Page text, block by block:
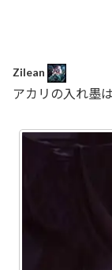
Zilean
アカリの入れ墨